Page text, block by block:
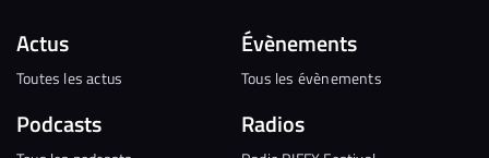
Actus
Toutes les actus
Podcasts
Évènements
Tous les évènements
Radios